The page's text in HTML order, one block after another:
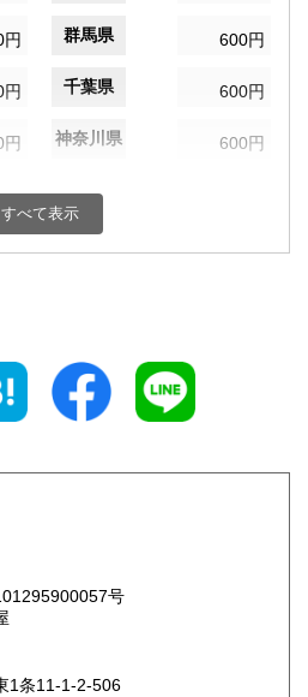
群馬県 600円
千葉県 600円
円 神奈川県 600円
円 富山県
三重県
円 島根県
すべて表示
号
1条11-1-2-506